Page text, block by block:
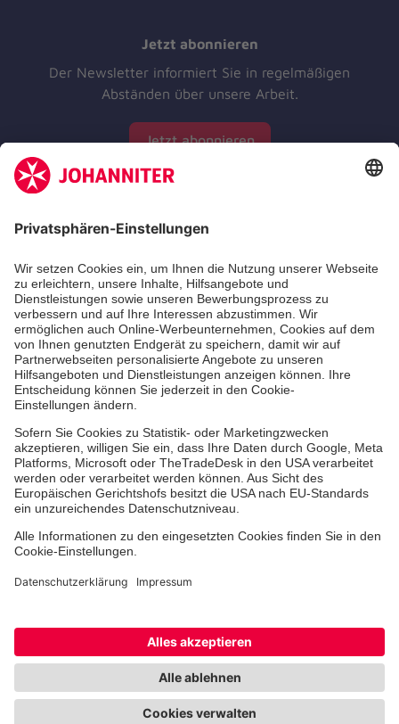
Jetzt abonnieren
Der Newsletter informiert Sie in regelmäßigen
Abständen über unsere Arbeit.
Jetzt abonnieren
Aus- & Fortbildungen
Jobs & Ehrenamt
Spendenprojekte
Johanniter-Jugend
Einrichtungen
Cookie-Einstellungen Datenschutz Barrierefreiheit
Impressum Kontakt Widerruf